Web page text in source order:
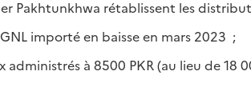
Pakhtunkhwa rétablissent les
importé en baisse en mars 2023 ;
à 8500 PKR (au lieu de 18